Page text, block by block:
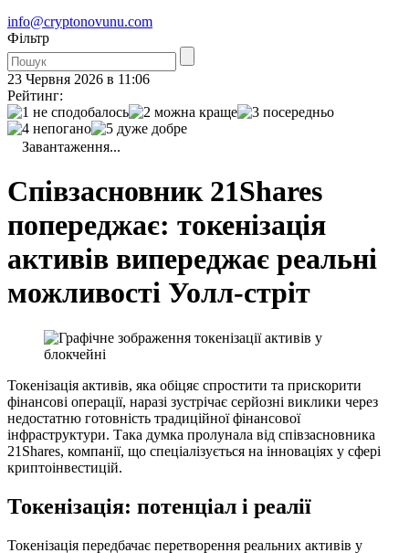
info@cryptonovunu.com
Фiльтр
23 Червня 2026 в 11:06
Рейтинг:
Завантаження...
Співзасновник 21Shares
попереджає: токенізація
активів випереджає реальні
можливості Уолл-стріт
Токенізація активів, яка обіцяє спростити та прискорити
фінансові операції, наразі зустрічає серйозні виклики через
недостатню готовність традиційної фінансової
інфраструктури. Така думка пролунала від співзасновника
21Shares, компанії, що спеціалізується на інноваціях у сфері
криптоінвестицій.
Токенізація: потенціал і реалії
Токенізація передбачає перетворення реальних активів у